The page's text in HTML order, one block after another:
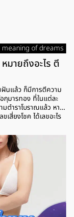
meaning of dreams
มายถึงอะไร ตี
นแล้ว ก็มีการตีความ
กุมารทอง ที่ในแต่ละ
ตำราโบราณแล้ว หาก
เสี่ยงโชค ได้เลขอะไร
กุมารทอง จะมีลาภเป็น
ลอตเตอรี่ หรือสลาก
อย่าลืมทำบุญเสริมดวง
ใหญ่อยู่ไม่ไกล เลข
ด้วย มาหยอกล้อคุณใน
กข์หรือว่าสิ่งที่ทำให้ไม่
เป็นช่วงที่มีรายจ่าย
ก็ยังมีข้อดีอยู่บ้าง คือ
เสน่ห์มากเป็นพิเศษ แต่
ามเส้า เพราะอาจจะ